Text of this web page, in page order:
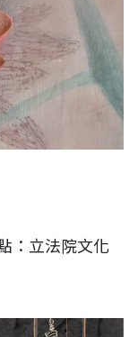
：立法院文化
5月16日